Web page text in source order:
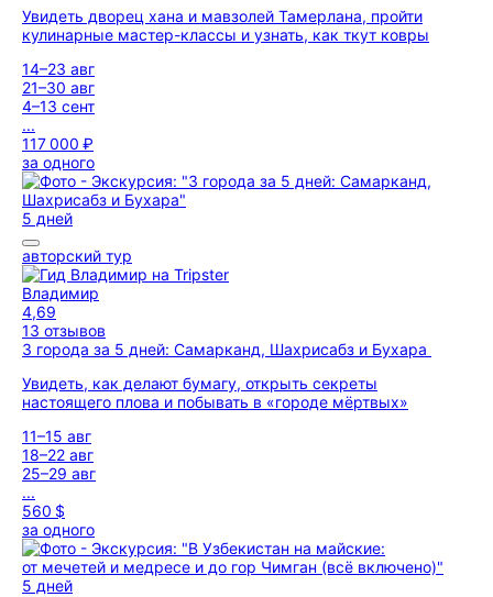
Увидеть дворец хана и мавзолей Тамерлана, пройти
кулинарные мастер-классы и узнать, как ткут ковры
14–23 авг
21–30 авг
4–13 сент
...
117 000 ₽
за одного
5 дней
авторский тур
Владимир
4,69
13 отзывов
3 города за 5 дней: Самарканд, Шахрисабз и Бухара
Увидеть, как делают бумагу, открыть секреты
настоящего плова и побывать в «городе мёртвых»
11–15 авг
18–22 авг
25–29 авг
...
560 $
за одного
5 дней